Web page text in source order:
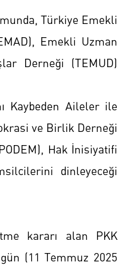
Türkiye Emekli
Emekli Uzman
Derneği (TEMUD)
Kaybeden Aileler ile
ve Birlik Derneği
Hak İnisiyatifi
dinleyeceği
kararı alan PKK
(11 Temmuz 2025